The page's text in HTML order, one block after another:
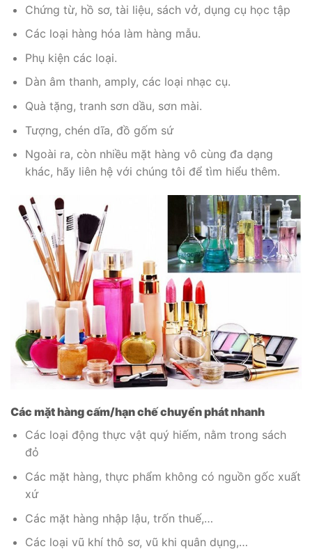
Chứng từ, hồ sơ, tài liệu, sách vở, dụng cụ học tập
Các loại hàng hóa làm hàng mẫu.
Phụ kiện các loại.
Dàn âm thanh, amply, các loại nhạc cụ.
Quà tặng, tranh sơn dầu, sơn mài.
Tượng, chén dĩa, đồ gốm sứ
Ngoài ra, còn nhiều mặt hàng vô cùng đa dạng
khác, hãy liên hệ với chúng tôi để tìm hiểu thêm.
Các mặt hàng cấm/hạn chế chuyển phát nhanh
Các loại động thực vật quý hiếm, nằm trong sách
đỏ
Các mặt hàng, thực phẩm không có nguồn gốc xuất
xứ
Các mặt hàng nhập lậu, trốn thuế,…
Các loại vũ khí thô sơ, vũ khi quân dụng,…